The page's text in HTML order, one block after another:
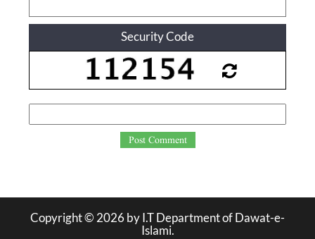
Security Code
Post Comment
Copyright © 2026 by I.T Department of Dawat-e-
Islami.